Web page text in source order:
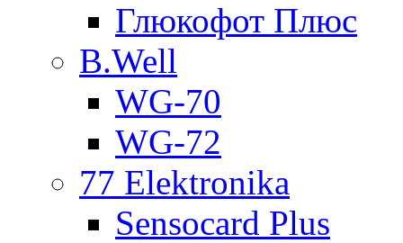
Глюкофот Плюс
B.Well
WG-70
WG-72
77 Elektronika
Sensocard Plus